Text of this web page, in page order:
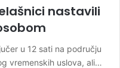
nastavili
u 12 sati na području
vremenskih uslova, ali…